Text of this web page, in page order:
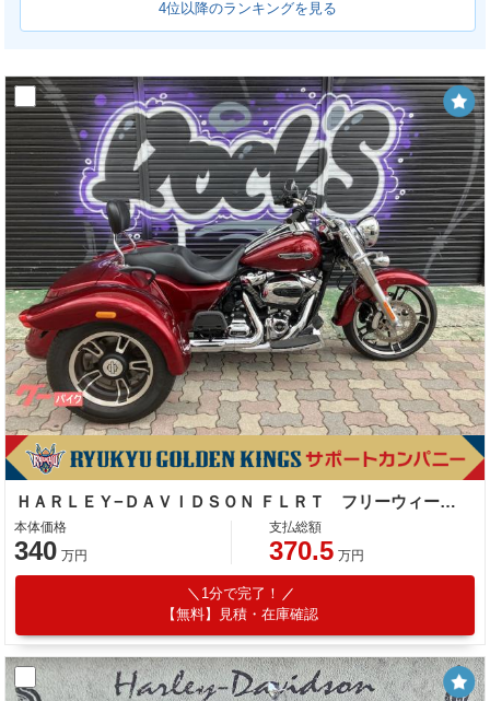
4位以降のランキングを見る
ＨＡＲＬＥＹ−ＤＡＶＩＤＳＯＮ ＦＬＲＴ フリーウィーラー トライク ＥＴＣ バックレスト
本体価格
340 万円
支払総額
370.5 万円
1分で完了！
【無料】見積・在庫確認